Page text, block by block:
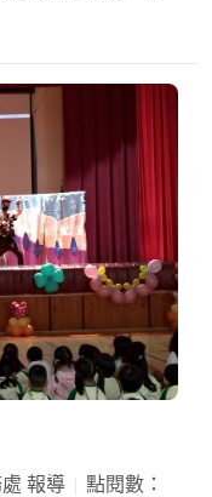
報導
點閱數：